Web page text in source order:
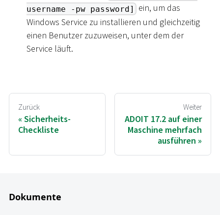
username -pw password] ein, um das
Windows Service zu installieren und gleichzeitig
einen Benutzer zuzuweisen, unter dem der
Service läuft.
Zurück
Sicherheits-
Checkliste
Weiter
ADOIT 17.2 auf einer
Maschine mehrfach
ausführen
Dokumente